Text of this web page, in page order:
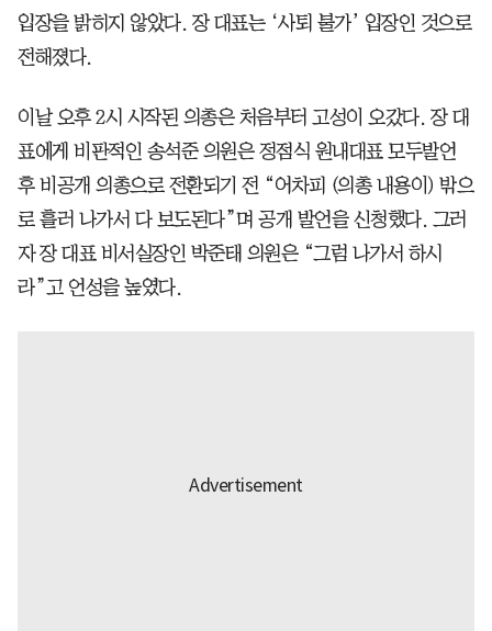
입장을 밝히지 않았다. 장 대표는 ‘사퇴 불가’ 입장인 것으로
전해졌다.
이날 오후 2시 시작된 의총은 처음부터 고성이 오갔다. 장 대
표에게 비판적인 송석준 의원은 정점식 원내대표 모두발언
후 비공개 의총으로 전환되기 전 “어차피 (의총 내용이) 밖으
로 흘러 나가서 다 보도된다”며 공개 발언을 신청했다. 그러
자 장 대표 비서실장인 박준태 의원은 “그럼 나가서 하시
라”고 언성을 높였다.